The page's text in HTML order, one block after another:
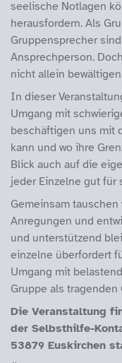
seelische Notlagen
herausfordern. Als
Gruppensprecher
Ansprechperson.
nicht allein
In dieser
Umgang mit
beschäftigen uns mit
kann und wo ihre
Blick auch auf die
jeder Einzelne gut für
Gemeinsam tauschen
Anregungen und
und unterstützend
einzelne überfordert
Umgang mit
Gruppe als tragenden
Die Veranstaltung
der Selbsthilfe-
53879 Euskirchen